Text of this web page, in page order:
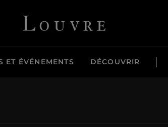
Louvre - Retour à l'accueil
ET ÉVÉNEMENTS DÉCOUVRIR